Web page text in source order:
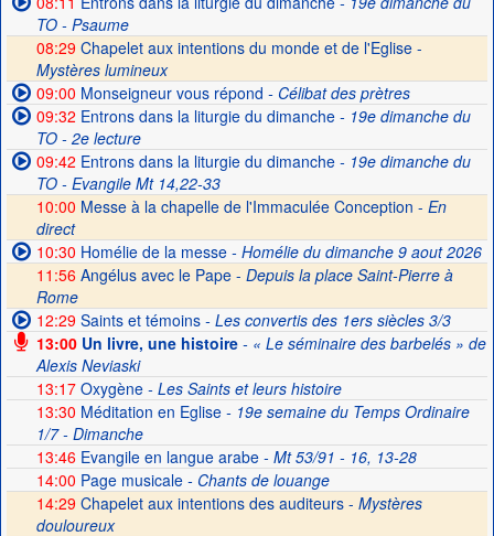
TO - Psaume
08:29 Chapelet aux intentions du monde et de l'Eglise -
Mystères lumineux
09:00 Monseigneur vous répond - Célibat des prètres
09:32 Entrons dans la liturgie du dimanche- 19e dimanche du
TO - 2e lecture
09:42 Entrons dans la liturgie du dimanche- 19e dimanche du
TO - Evangile Mt 14,22-33
10:00 Messe à la chapelle de l'Immaculée Conception - En
direct
10:30 Homélie de la messe- Homélie du dimanche 9 aout 2026
11:56 Angélus avec le Pape - Depuis la place Saint-Pierre à
Rome
12:29Saints et témoins- Les convertis des 1ers siècles 3/3
13:00Un livre, une histoire- « Le séminaire des barbelés » de
Alexis Neviaski
13:17Oxygène- Les Saints et leurs histoire
13:30 Méditation en Eglise- 19e semaine du Temps Ordinaire
1/7 - Dimanche
13:46Evangile en langue arabe- Mt 53/91 - 16, 13-28
14:00 Page musicale- Chants de louange
14:29 Chapelet aux intentions des auditeurs - Mystères
douloureux